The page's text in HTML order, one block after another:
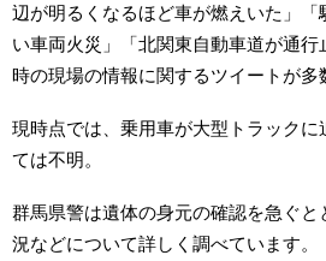
辺が明るくなるほど車が燃えいた」
い車両火災」「北関東自動車道が通行
時の現場の情報に関するツイートが多
現時点では、乗用車が大型トラックに
ては不明。
群馬県警は遺体の身元の確認を急ぐと
況などについて詳しく調べています。